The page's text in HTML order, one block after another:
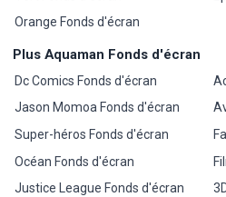
Orange Fonds d'écran
Plus Aquaman Fonds d'écran
Dc Comics Fonds d'écran
Jason Momoa Fonds d'écran
Super-héros Fonds d'écran
Océan Fonds d'écran
Justice League Fonds d'écran